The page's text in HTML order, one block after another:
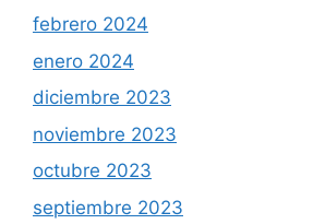
febrero 2024
enero 2024
diciembre 2023
noviembre 2023
octubre 2023
septiembre 2023